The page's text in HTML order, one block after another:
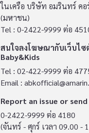
ในเครือ บริษัท อมรินทร์ คอ
(มหาชน)
Tel : 0-2422-9999 ต่อ
สนใจลงโฆษณากับเว็บไซ
Baby&Kids
Tel : 02-422-9999 ต่อ
Email :
Report an issue or
0-2422-9999 ต่อ 4180
(จันทร์ - ศุกร์ เวลา 09.00 -